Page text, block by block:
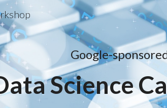
Skip to main content
Google-
Science